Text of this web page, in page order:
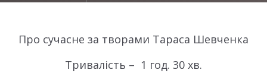
Про сучасне за творами Тараса Шевченка
Тривалість – 1 год. 30 хв.